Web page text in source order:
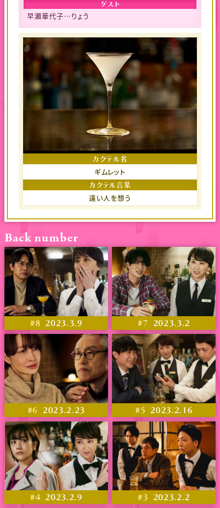
ゲスト
早瀬華代子…りょう
カクテル名
ギムレット
カクテル言葉
遠い人を想う
Back number
#8 2023.3.9 #7 2023.3.2
#6 2023.2.23 #5 2023.2.16
#4 2023.2.9 #3 2023.2.2